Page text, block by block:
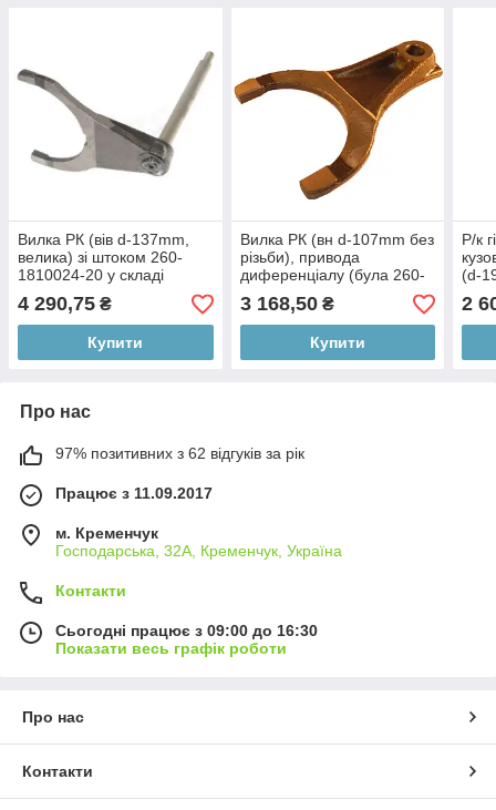
Вилка РК (вів d-137mm,
велика) зі штоком 260-
1810024-20 у складі
(приварений), КРАЗ к-т
(Арт. 260-1810018)
4 290,75 ₴
Купити
Вилка РК (вн d-107mm без
різьби), привода
диференціалу (була 260-
1831020) КРАЗ (Арт. 6437-
1831020)
3 168,50₴
Купити
Р/к
(d-
2
Про нас
97% позитивних з 62 відгуків за рік
Працює з 11.09.2017
м. Кременчук
Господарська, 32А, Кременчук, Україна
Контакти
Сьогодні працює з 09:00 до 16:30
Показати весь графік роботи
Про нас
Контакти